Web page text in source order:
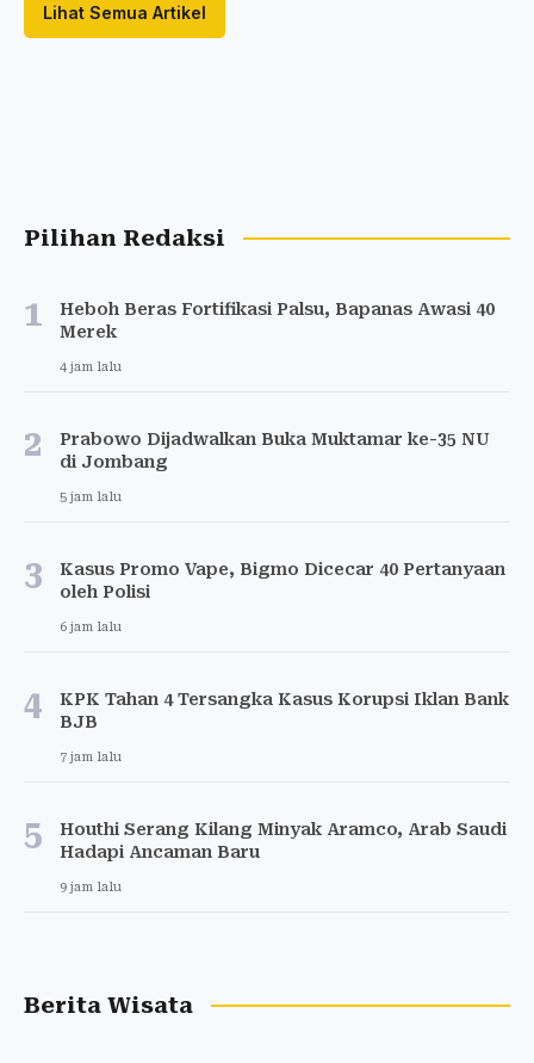
Lihat Semua Artikel
Pilihan Redaksi
1
Heboh Beras Fortifikasi Palsu, Bapanas Awasi 40
Merek
4 jam lalu
2
Prabowo Dijadwalkan Buka Muktamar ke-35 NU
di Jombang
5 jam lalu
3
Kasus Promo Vape, Bigmo Dicecar 40 Pertanyaan
oleh Polisi
6 jam lalu
4
KPK Tahan 4 Tersangka Kasus Korupsi Iklan Bank
BJB
7 jam lalu
5
Houthi Serang Kilang Minyak Aramco, Arab Saudi
Hadapi Ancaman Baru
9 jam lalu
Berita Wisata